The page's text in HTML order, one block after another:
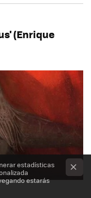
(Enrique
estadísticas
estarás